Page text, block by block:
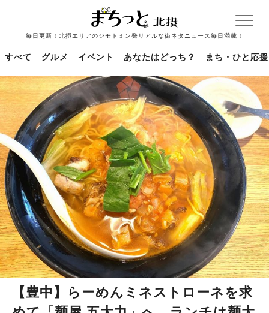
毎日更新！北摂エリアのジモトミン発リアルな街ネタニュース毎日満載！
すべて グルメ イベント あなたはどっち？ まち・ひと応援
【豊中】らーめんミネストローネを求